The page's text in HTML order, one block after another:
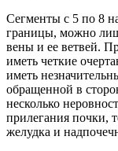
Сегменты с 5 по 8
границы, можно
вены и ее ветвей.
иметь четкие
иметь
обращенной в
несколько
прилегания почки,
желудка и